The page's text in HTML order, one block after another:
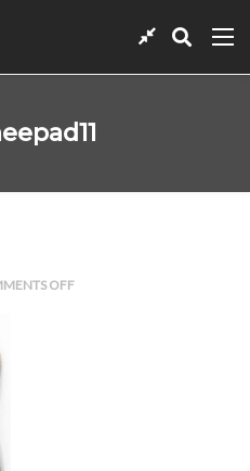
OFFON HWIKNEEPAD11